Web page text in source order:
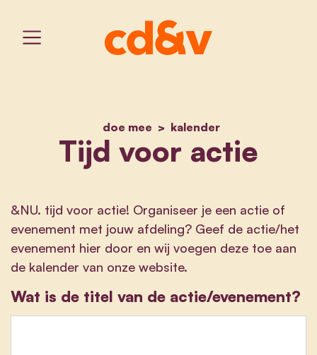
home
doe mee kalender
tijd voor actie
Tijd voor actie
&NU. tijd voor actie! Organiseer je een actie of
evenement met jouw afdeling? Geef de actie/het
evenement hier door en wij voegen deze toe aan
de kalender van onze website.
Wat is de titel van de actie/evenement?